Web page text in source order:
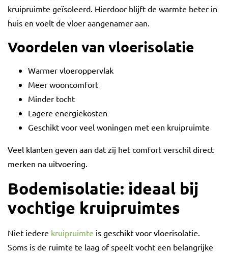
kruipruimte geïsoleerd. Hierdoor blijft de warmte beter in
huis en voelt de vloer aangenamer aan.
Voordelen van vloerisolatie
Warmer vloeroppervlak
Meer wooncomfort
Minder tocht
Lagere energiekosten
Geschikt voor veel woningen met een kruipruimte
Veel klanten geven aan dat zij het comfort verschil direct
merken na uitvoering.
Bodemisolatie: ideaal bij
vochtige kruipruimtes
Niet iedere kruipruimte is geschikt voor vloerisolatie.
Soms is de ruimte te laag of speelt vocht een belangrijke